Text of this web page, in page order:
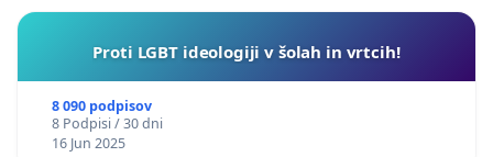
Proti LGBT ideologiji v šolah in vrtcih!
8 090 podpisov
8 Podpisi / 30 dni
16 Jun 2025